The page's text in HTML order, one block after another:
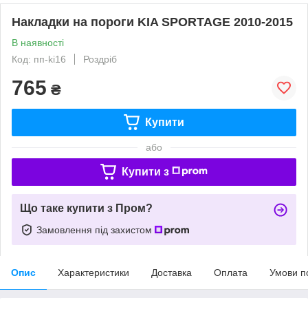
Накладки на пороги KIA SPORTAGE 2010-2015
В наявності
Код: пп-ki16
Роздріб
765 ₴
Купити
або
Купити з
Що таке купити з Пром?
Замовлення під захистом
Опис Характеристики Доставка Оплата Умови